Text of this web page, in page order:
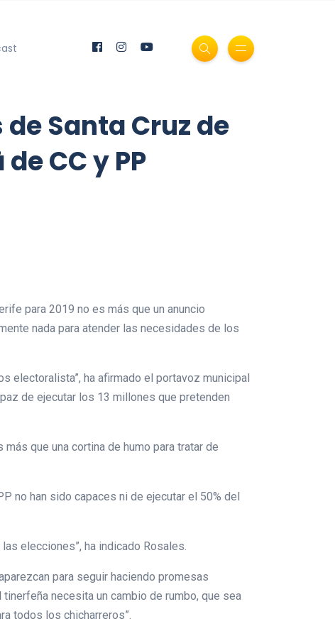
Santa Cruz de
CC y PP
para 2019 no es más que un anuncio
nada para atender las necesidades de los
electoralista”, ha afirmado el portavoz municipal
de ejecutar los 13 millones que pretenden
que una cortina de humo para tratar de
no han sido capaces ni de ejecutar el 50% del
elecciones”, ha indicado Rosales.
para seguir haciendo promesas
necesita un cambio de rumbo, que sea
todos los chicharreros”.